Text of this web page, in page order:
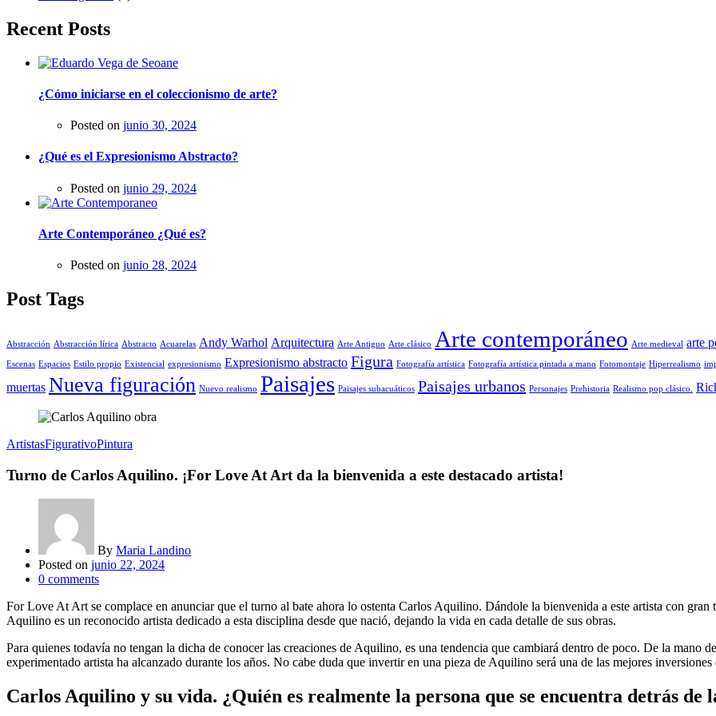
Recent Posts
¿Cómo iniciarse en el coleccionismo de arte?
Posted on junio 30, 2024
¿Qué es el Expresionismo Abstracto?
Posted on junio 29, 2024
Arte Contemporáneo ¿Qué es?
Posted on junio 28, 2024
Post Tags
Abstracción Abstracción lírica Abstracto Acuarelas Andy Warhol Arquitectura Arte Antiguo Arte clásico Arte contemporáneo Arte medieval arte
Escenas Espacios Estilo propio Existencial expresionismo Expresionismo abstracto Figura Fotografía artística Fotografía artística pintada a mano Fotomontaje Hiperrealismo
muertas Nueva figuración Nuevo realismo Paisajes Paisajes subacuáticos Paisajes urbanos Personajes Prehistoria Realismo pop clásico.
ArtistasFigurativoPintura
Turno de Carlos Aquilino. ¡For Love At Art da la bienvenida a este destacado artista!
By Maria Landino
Posted on junio 22, 2024
0 comments
For Love At Art se complace en anunciar que el turno al bate ahora lo ostenta Carlos Aquilino. Dándole la bienvenida a este artista con gran
Aquilino es un reconocido artista dedicado a esta disciplina desde que nació, dejando la vida en cada detalle de sus obras.
Para quienes todavía no tengan la dicha de conocer las creaciones de Aquilino, es una tendencia que cambiará dentro de poco. De la mano
experimentado artista ha alcanzado durante los años. No cabe duda que invertir en una pieza de Aquilino será una de las mejores inversiones
Carlos Aquilino y su vida. ¿Quién es realmente la persona que se encuentra detrás de